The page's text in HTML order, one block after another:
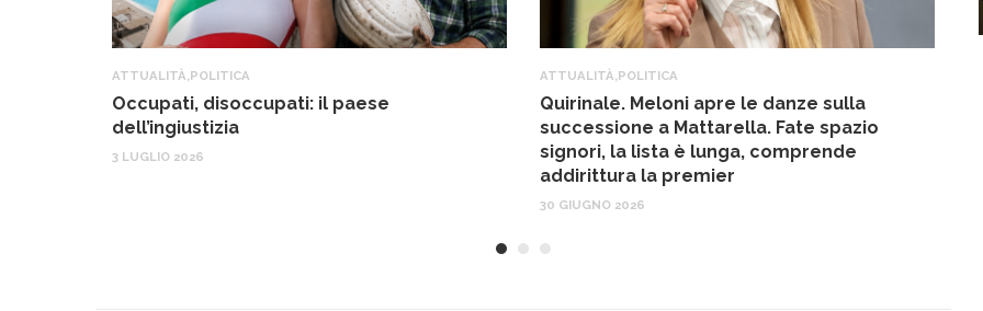
ATTUALITÀ POLITICA
Occupati, disoccupati: il paese
dell’ingiustizia
3 LUGLIO 2026
ATTUALITÀ POLITICA
Quirinale. Meloni apre le danze sulla
successione a Mattarella. Fate spazio
signori, la lista è lunga, comprende
addirittura la premier
30 GIUGNO 2026